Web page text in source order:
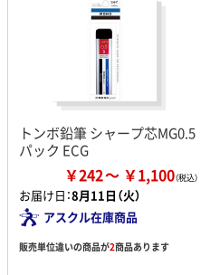
トンボ鉛筆 シャープ芯MG0.5
パック ECG
￥242 ￥1,100
お届け日：8月11日（火）
アスクル在庫商品
販売単位違いの商品が2商品あります